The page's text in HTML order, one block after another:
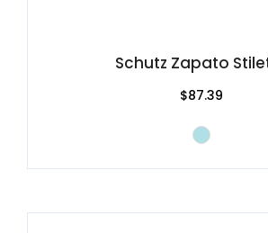
Schutz Zapato
$87.39